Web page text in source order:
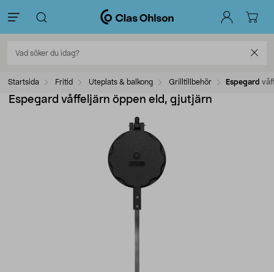
Startsida Fritid Uteplats & balkong Grilltillbehör Espegard
Espegard våffeljärn öppen eld, gjutjärn